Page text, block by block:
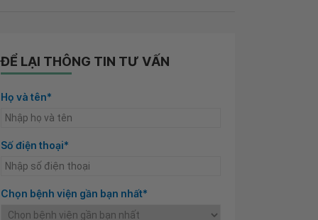
ĐỂ LẠI THÔNG TIN TƯ VẤN
Họ và tên*
Số điện thoại*
Chọn bệnh viện gần bạn nhất*